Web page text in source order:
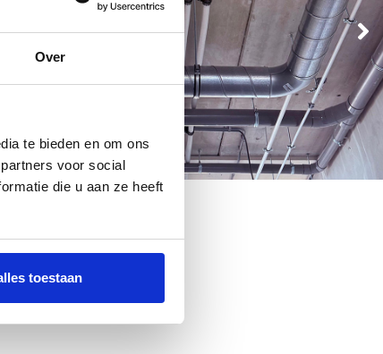
Over
te bieden en om ons
voor social
die u aan ze heeft
toestaan